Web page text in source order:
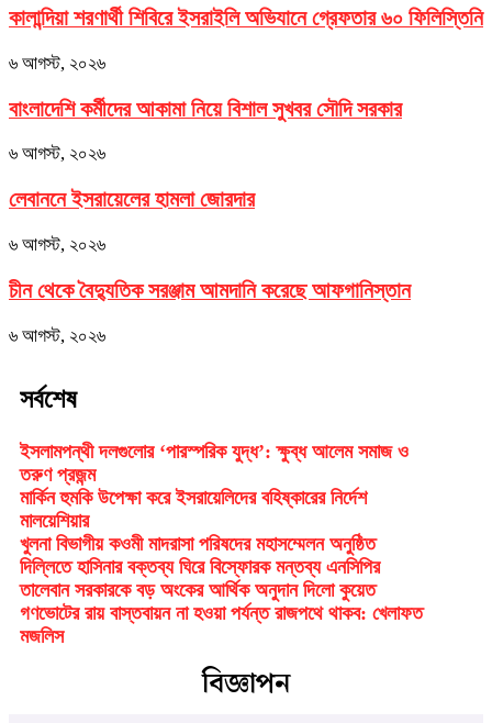
কালান্দিয়া শরণার্থী শিবিরে ইসরাইলি অভিযানে গ্রেফতার ৬০ ফিলিস্তিনি
৬ আগস্ট, ২০২৬
বাংলাদেশি কর্মীদের আকামা নিয়ে বিশাল সুখবর সৌদি সরকার
৬ আগস্ট, ২০২৬
লেবাননে ইসরায়েলের হামলা জোরদার
৬ আগস্ট, ২০২৬
চীন থেকে বৈদ্যুতিক সরঞ্জাম আমদানি করেছে আফগানিস্তান
৬ আগস্ট, ২০২৬
সর্বশেষ
ইসলামপন্থী দলগুলোর ‘পারস্পরিক যুদ্ধ’: ক্ষুব্ধ আলেম সমাজ ও
তরুণ প্রজন্ম
মার্কিন হুমকি উপেক্ষা করে ইসরায়েলিদের বহিষ্কারের নির্দেশ
মালয়েশিয়ার
খুলনা বিভাগীয় কওমী মাদরাসা পরিষদের মহাসম্মেলন অনুষ্ঠিত
দিল্লিতে হাসিনার বক্তব্য ঘিরে বিস্ফোরক মন্তব্য এনসিপির
তালেবান সরকারকে বড় অংকের আর্থিক অনুদান দিলো কুয়েত
গণভোটের রায় বাস্তবায়ন না হওয়া পর্যন্ত রাজপথে থাকব: খেলাফত
মজলিস
বিজ্ঞাপন